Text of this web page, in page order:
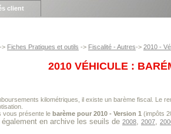
client
-> Fiches Pratiques et outils -> Fiscalité - Autres-> 2010 -
2010 VÉHICULE :
kilométriques, il existe un barème fiscal. Le
vous présente le barème pour 2010 - Version 1 (impôts
également en archive les seuils de 2008, 2007,